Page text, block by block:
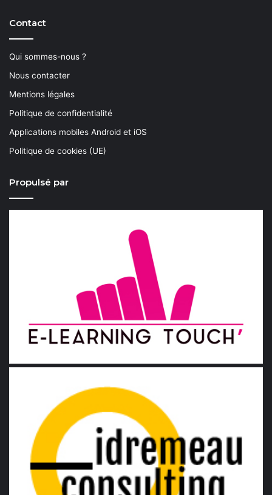
Contact
Qui sommes-nous ?
Nous contacter
Mentions légales
Politique de confidentialité
Applications mobiles Android et iOS
Politique de cookies (UE)
Propulsé par